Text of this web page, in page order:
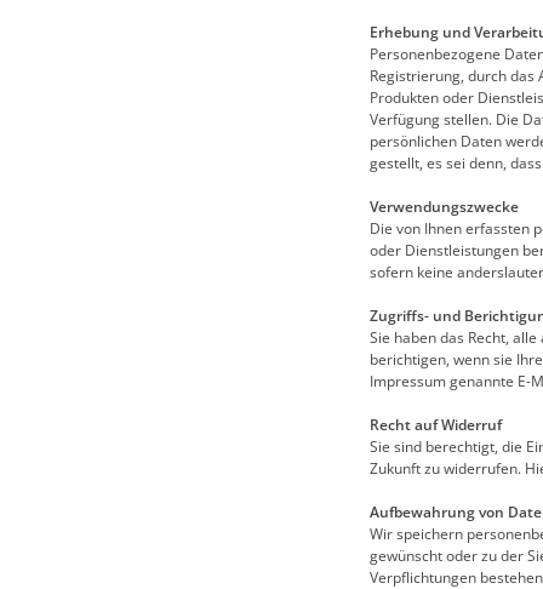
Erhebung und
Personenbezogene
Registrierung, durch das
Produkten oder
Verfügung stellen. Die
persönlichen Daten
gestellt, es sei denn,
Verwendungszwecke
Die von Ihnen erfassten
oder Dienstleistungen
sofern keine
Zugriffs- und
Sie haben das Recht,
berichtigen, wenn sie
Impressum genannte E-
Recht auf Widerruf
Sie sind berechtigt, die
Zukunft zu widerrufen.
Aufbewahrung von
Wir speichern
gewünscht oder zu der
Verpflichtungen